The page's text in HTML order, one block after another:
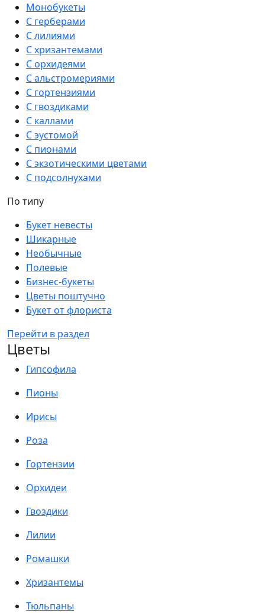
Монобукеты
С герберами
С лилиями
С хризантемами
С орхидеями
С альстромериями
С гортензиями
С гвоздиками
С каллами
С эустомой
С пионами
С экзотическими цветами
С подсолнухами
По типу
Букет невесты
Шикарные
Необычные
Полевые
Бизнес-букеты
Цветы поштучно
Букет от флориста
Перейти в раздел
Цветы
Гипсофила
Пионы
Ирисы
Роза
Гортензии
Орхидеи
Гвоздики
Лилии
Ромашки
Хризантемы
Тюльпаны